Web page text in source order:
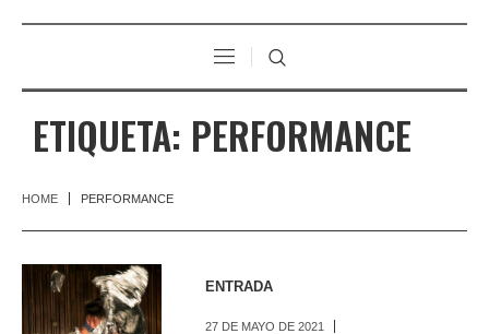
ETIQUETA: PERFORMANCE
HOME PERFORMANCE
ENTRADA
27 DE MAYO DE 2021